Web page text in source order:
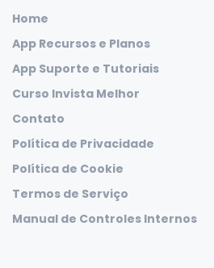
Home
App Recursos e Planos
App Suporte e Tutoriais
Curso Invista Melhor
Contato
Política de Privacidade
Política de Cookie
Termos de Serviço
Manual de Controles Internos